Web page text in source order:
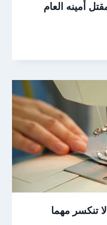
أمينه العام
لا تنكسر مهما